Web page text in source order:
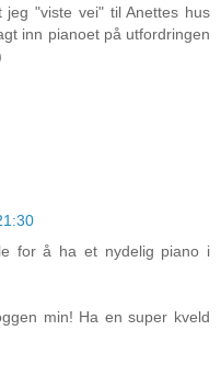
"viste vei" til Anettes hus
inn pianoet på utfordringen
for å ha et nydelig piano i
min! Ha en super kveld